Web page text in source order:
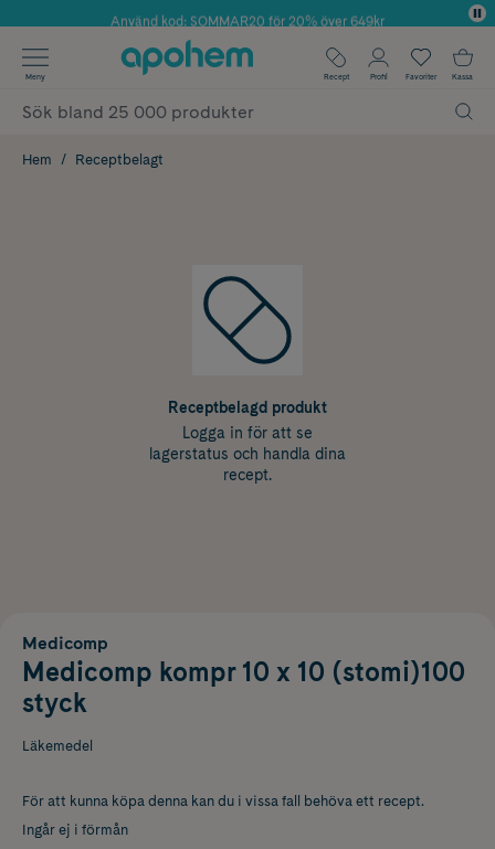
Använd kod: SOMMAR20 för 20% över 649kr
✓ Fri frakt
✓ Poäng på alla köp*
Meny Recept Profil Favoriter Kassa
Hem Receptbelagt
Receptbelagd produkt
Logga in för att se
lagerstatus och handla dina
recept.
Medicomp
Medicomp kompr 10 x 10 (stomi)100
styck
Läkemedel
För att kunna köpa denna kan du i vissa fall behöva ett recept.
Ingår ej i förmån